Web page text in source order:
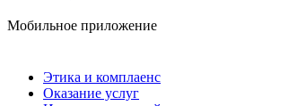
Мобильное приложение
Этика и комплаенс
Оказание услуг